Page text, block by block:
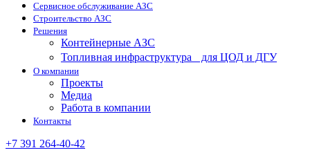
Cервисное обслуживание АЗС
Строительство АЗС
Решения
Контейнерные АЗС
Топливная инфраструктура для ЦОД и ДГУ
О компании
Проекты
Медиа
Работа в компании
Контакты
+7 391 264-40-42